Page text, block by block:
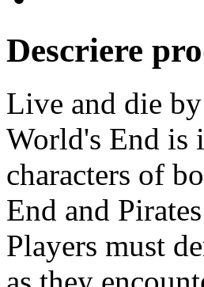
Descriere
Live and die
World's End is
characters of
End and
Players must